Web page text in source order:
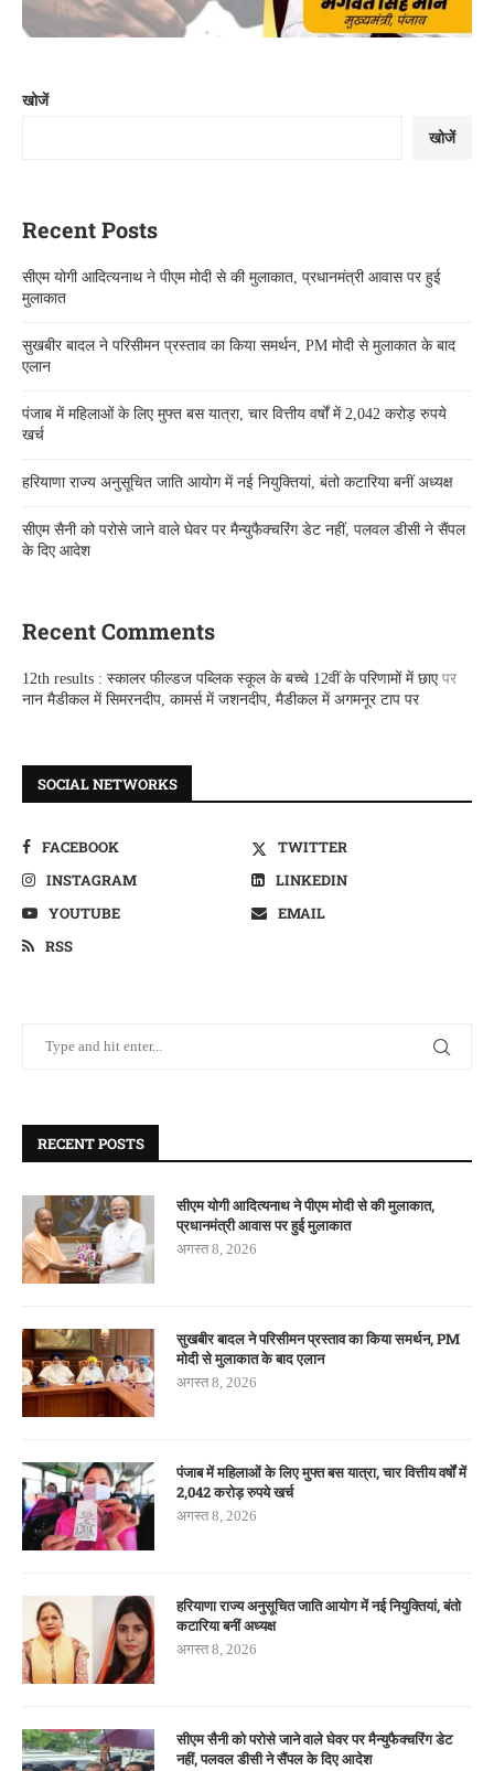
खोजें
खोजें
Recent Posts
सीएम योगी आदित्यनाथ ने पीएम मोदी से की मुलाकात, प्रधानमंत्री आवास पर हुई
मुलाकात
सुखबीर बादल ने परिसीमन प्रस्ताव का किया समर्थन, PM मोदी से मुलाकात के बाद
एलान
पंजाब में महिलाओं के लिए मुफ्त बस यात्रा, चार वित्तीय वर्षों में 2,042 करोड़ रुपये
खर्च
हरियाणा राज्य अनुसूचित जाति आयोग में नई नियुक्तियां, बंतो कटारिया बनीं अध्यक्ष
सीएम सैनी को परोसे जाने वाले घेवर पर मैन्युफैक्चरिंग डेट नहीं, पलवल डीसी ने सैंपल
के दिए आदेश
Recent Comments
12th results : स्कालर फील्डज पब्लिक स्कूल के बच्चे 12वीं के परिणामों में छाएपर
नान मैडीकल में सिमरनदीप, कामर्स में जशनदीप, मैडीकल में अगमनूर टाप पर
SOCIAL NETWORKS
FACEBOOK
TWITTER
INSTAGRAM
LINKEDIN
YOUTUBE
EMAIL
RSS
RECENT POSTS
सीएम योगी आदित्यनाथ ने पीएम मोदी से की मुलाकात,
प्रधानमंत्री आवास पर हुई मुलाकात
अगस्त 8, 2026
सुखबीर बादल ने परिसीमन प्रस्ताव का किया समर्थन, PM
मोदी से मुलाकात के बाद एलान
अगस्त 8, 2026
पंजाब में महिलाओं के लिए मुफ्त बस यात्रा, चार वित्तीय वर्षों में
2,042 करोड़ रुपये खर्च
अगस्त 8, 2026
हरियाणा राज्य अनुसूचित जाति आयोग में नई नियुक्तियां, बंतो
कटारिया बनीं अध्यक्ष
अगस्त 8, 2026
सीएम सैनी को परोसे जाने वाले घेवर पर मैन्युफैक्चरिंग डेट
नहीं, पलवल डीसी ने सैंपल के दिए आदेश